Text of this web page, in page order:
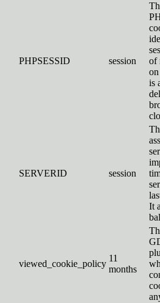
PHPSESSID session
of
is
SERVERID session
It
viewed_cookie_policy
11
months